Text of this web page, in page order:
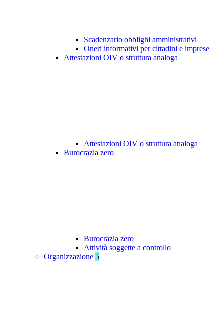
Scadenzario obblighi amministrativi
Oneri informativi per cittadini e imprese
Attestazioni OIV o struttura analoga
Attestazioni OIV o struttura analoga
Burocrazia zero
Burocrazia zero
Attività soggette a controllo
Organizzazione 5